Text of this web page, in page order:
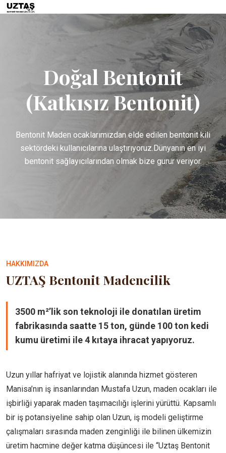
Doğal Bentonit
(Katkısız Bentonit)
Bentonit Maden ocaklarımızdan elde edilen bentonit kili
sektördeki kullanıcılarına ulaştırıyoruz. Dünyanın en iyi
bentonit sağlayıcılarından olmak bize gurur veriyor.
HAKKIMIZDA
UZTAŞ Bentonit Madencilik
3500 m²’lik son teknoloji ile donatılan üretim
fabrikasında saatte 15 ton, günde 100 ton kedi
kumu üretimi ile 4 kıtaya ihracat yapıyoruz.
Uzun yıllar hafriyat ve lojistik alanında hizmet gösteren
Manisa’nın iş insanlarından Mustafa Uzun, maden ocakları ile
işbirliği yaparak maden taşımacılığı işlerini yürüttü. Kapsamlı
bir iş potansiyeline sahip olan Uzun, iş modeli geliştirme
çalışmaları sırasında maden zenginliği ile bilinen ülkemizin
üretim hacmine değer katma düşüncesi ile “Uztaş Bentonit